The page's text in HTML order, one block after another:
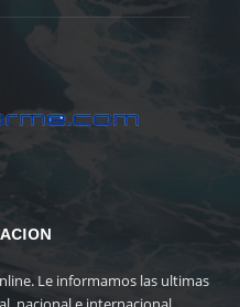
Le informamos las ultimas